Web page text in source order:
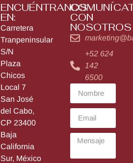
ENCUÉNTRANOS
EN:
Carretera
Tranpeninsular
S/N
Plaza
Chicos
Local 7
San José
del Cabo,
CP 23400
Baja
California
Sur, México
CON
NOSOTROS
+52 624
142
6500